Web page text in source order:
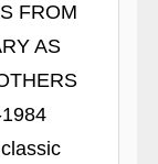
FROM
AS